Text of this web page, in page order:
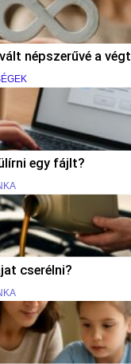
népszerűvé a
egy fájlt?
cserélni?